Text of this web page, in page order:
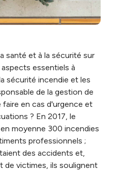
santé et à la sécurité sur
essentiels à
sécurité incendie et les
de la gestion de
en cas d'urgence et
? En 2017, le
en moyenne 300 incendies
professionnels ;
des accidents et,
de victimes, ils soulignent